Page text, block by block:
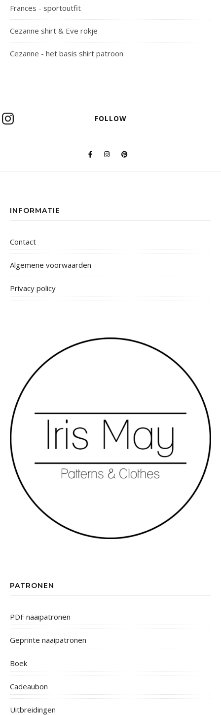
Frances - sportoutfit
Cezanne shirt & Eve rokje
Cezanne - het basis shirt patroon
FOLLOW
INFORMATIE
Contact
Algemene voorwaarden
Privacy policy
PATRONEN
PDF naaipatronen
Geprinte naaipatronen
Boek
Cadeaubon
Uitbreidingen